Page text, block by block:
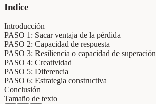
Indice
Introducción
PASO 1: Sacar ventaja de la pérdida
PASO 2: Capacidad de respuesta
PASO 3: Resiliencia o capacidad de superación
PASO 4: Creatividad
PASO 5: Diferencia
PASO 6: Estrategia constructiva
Conclusión
Tamaño de texto